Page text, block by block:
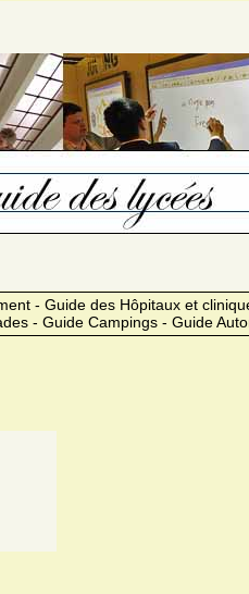
- Guide des Hôpitaux et
- Guide Campings - Guide